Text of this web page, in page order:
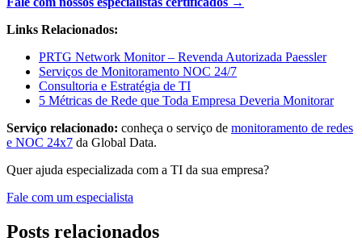
Links Relacionados:
PRTG Network Monitor – Revenda Autorizada Paessler
Serviços de Monitoramento NOC 24/7
Consultoria e Estratégia de TI
5 Métricas de Rede que Toda Empresa Deveria Monitorar
Serviço relacionado: conheça o serviço de monitoramento de redes
e NOC 24x7 da Global Data.
Quer ajuda especializada com a TI da sua empresa?
Fale com um especialista
Posts relacionados